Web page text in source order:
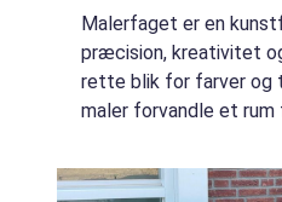
Malerfaget er en
præcision, kreativitet
rette blik for farver og
maler forvandle et
hvad det in...